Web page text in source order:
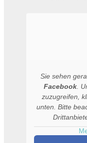
Sie sehen
Facebook.
zuzugreifen,
unten. Bitte